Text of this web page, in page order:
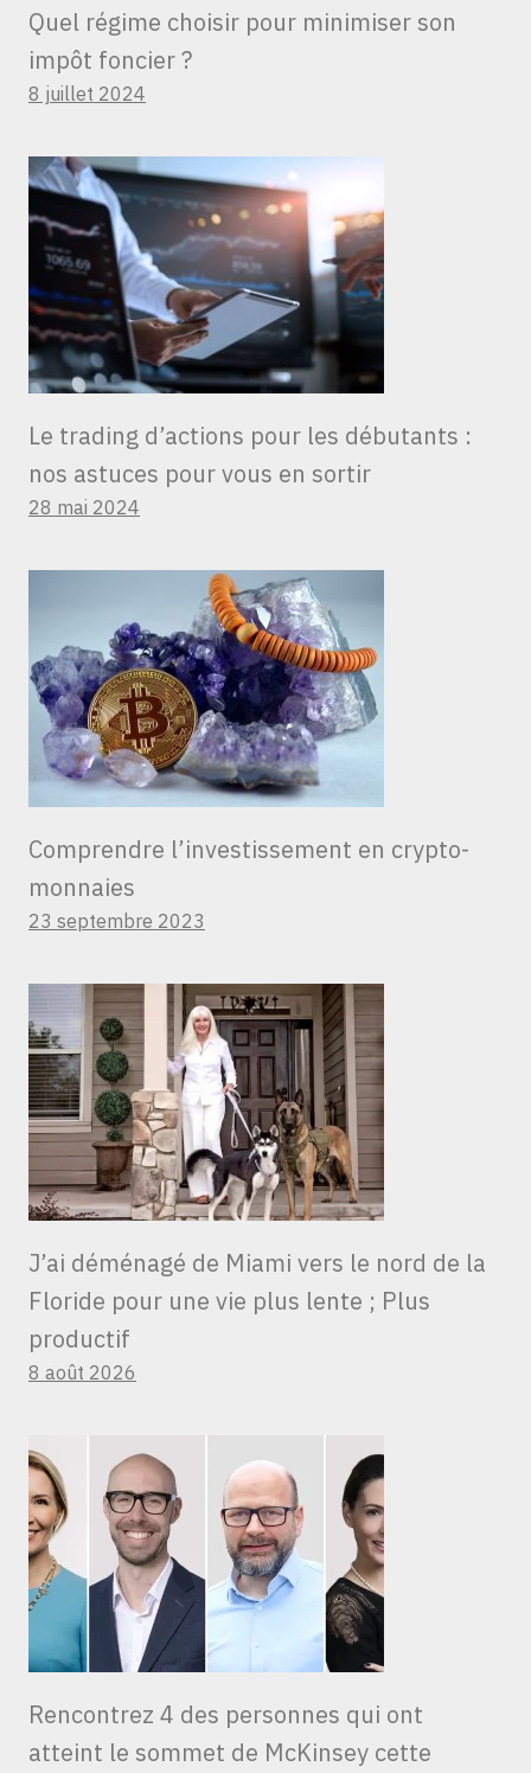
Quel régime choisir pour minimiser son
impôt foncier ?
8 juillet 2024
Le trading d’actions pour les débutants :
nos astuces pour vous en sortir
28 mai 2024
Comprendre l’investissement en crypto-
monnaies
23 septembre 2023
J’ai déménagé de Miami vers le nord de la
Floride pour une vie plus lente ; Plus
productif
8 août 2026
Rencontrez 4 des personnes qui ont
atteint le sommet de McKinsey cette